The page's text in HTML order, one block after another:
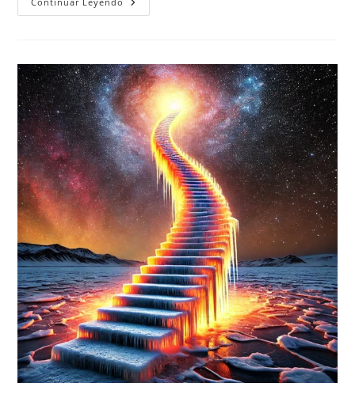
¿heroe
Lag
BaOmer
Hasta
Nuestros
Días